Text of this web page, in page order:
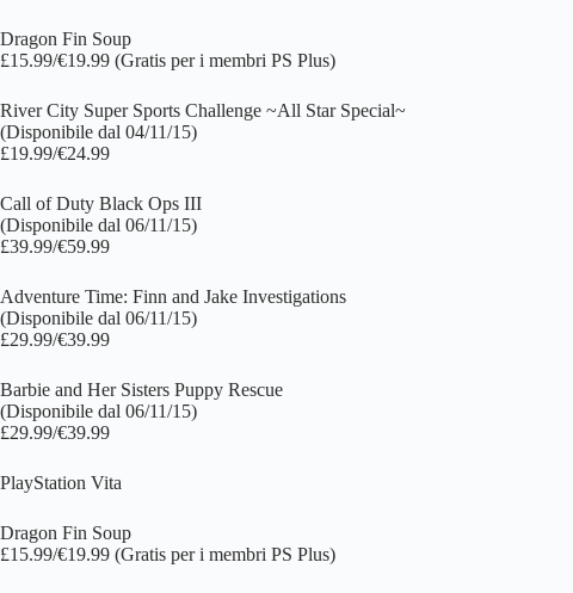
Dragon Fin Soup
£15.99/€19.99 (Gratis per i membri PS Plus)
River City Super Sports Challenge ~All Star Special~
(Disponibile dal 04/11/15)
£19.99/€24.99
Call of Duty Black Ops III
(Disponibile dal 06/11/15)
£39.99/€59.99
Adventure Time: Finn and Jake Investigations
(Disponibile dal 06/11/15)
£29.99/€39.99
Barbie and Her Sisters Puppy Rescue
(Disponibile dal 06/11/15)
£29.99/€39.99
PlayStation Vita
Dragon Fin Soup
£15.99/€19.99 (Gratis per i membri PS Plus)